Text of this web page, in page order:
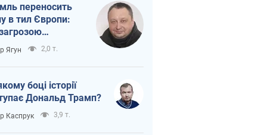
переносить
в тил Європи:
логістика
Ягун 2,0 т.
боці історії
Дональд Трамп?
Каспрук 3,9 т.